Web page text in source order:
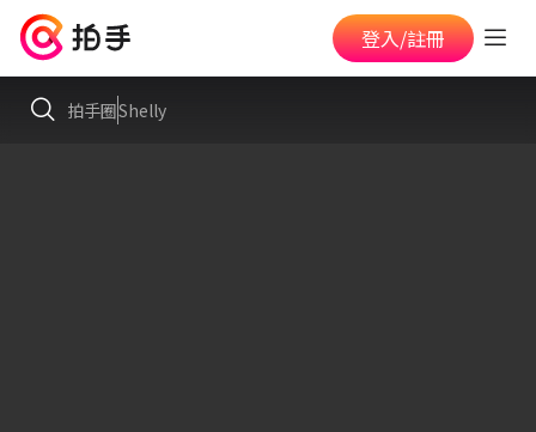
登入/註冊
拍手圈Shelly